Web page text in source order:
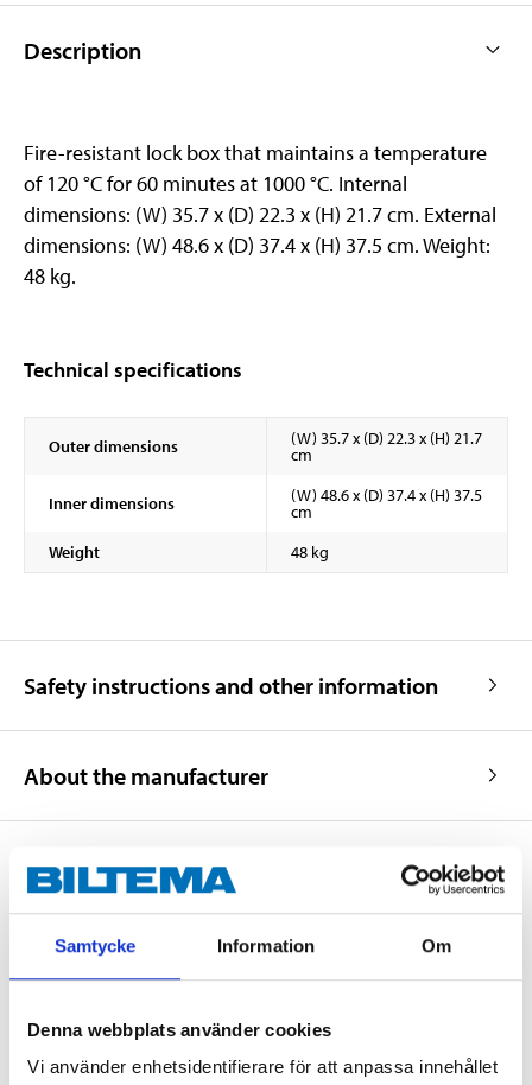
Samtycke Information Om
Denna webbplats använder cookies
Vi använder enhetsidentifierare för att anpassa innehållet
Description
Fire-resistant lock box that maintains a temperature
of 120 °C for 60 minutes at 1000 °C. Internal
dimensions: (W) 35.7 x (D) 22.3 x (H) 21.7 cm. External
dimensions: (W) 48.6 x (D) 37.4 x (H) 37.5 cm. Weight:
48 kg.
Technical specifications
Outer dimensions (W) 35.7 x (D) 22.3 x (H) 21.7
cm
Inner dimensions (W) 48.6 x (D) 37.4 x (H) 37.5
cm
Weight
48 kg
Safety instructions and other information
About the manufacturer
Document box, fireproof,
combination dial
87-7886
with combination dial
(B) 48,6 x (D) 37,4 x (H) 37,5cm